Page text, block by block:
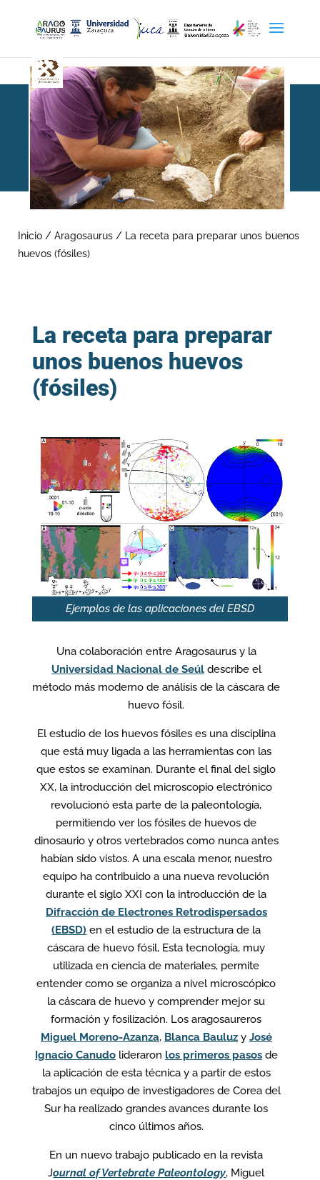
unos buenos huevos
Inicio / Aragosaurus / La receta para preparar unos buenos
huevos (fósiles)
La receta para preparar
unos buenos huevos
(fósiles)
Ejemplos de las aplicaciones del EBSD
Una colaboración entre Aragosaurus y la
Universidad Nacional de Seúldescribe el
método más moderno de análisis de la cáscara de
huevo fósil.
El estudio de los huevos fósiles es una disciplina
que está muy ligada a las herramientas con las
que estos se examinan. Durante el final del siglo
XX, la introducción del microscopio electrónico
revolucionó esta parte de la paleontología,
permitiendo ver los fósiles de huevos de
dinosaurio y otros vertebrados como nunca antes
habían sido vistos. A una escala menor, nuestro
equipo ha contribuido a una nueva revolución
durante el siglo XXI con la introducción de la
Difracción de Electrones Retrodispersados
(EBSD) en el estudio de la estructura de la
cáscara de huevo fósil, Esta tecnología, muy
utilizada en ciencia de materiales, permite
entender como se organiza a nivel microscópico
la cáscara de huevo y comprender mejor su
formación y fosilización. Los aragosaureros
Miguel Moreno-Azanza, Blanca Bauluzy José
Ignacio Canudolideraron los primeros pasosde
la aplicación de esta técnica y a partir de estos
trabajos un equipo de investigadores de Corea del
Sur ha realizado grandes avances durante los
cinco últimos años.
En un nuevo trabajo publicado en la revista
Journal of Vertebrate Paleontology, Miguel